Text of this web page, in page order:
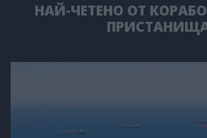
НАЙ-ЧЕТЕНО ОТ